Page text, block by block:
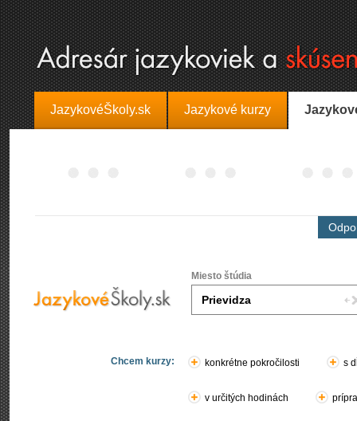
JazykovéŠkoly.sk Jazykové kurzy
Miesto štúdia
Chcem kurzy: konkrétne pokročilosti s
v určitých hodinách